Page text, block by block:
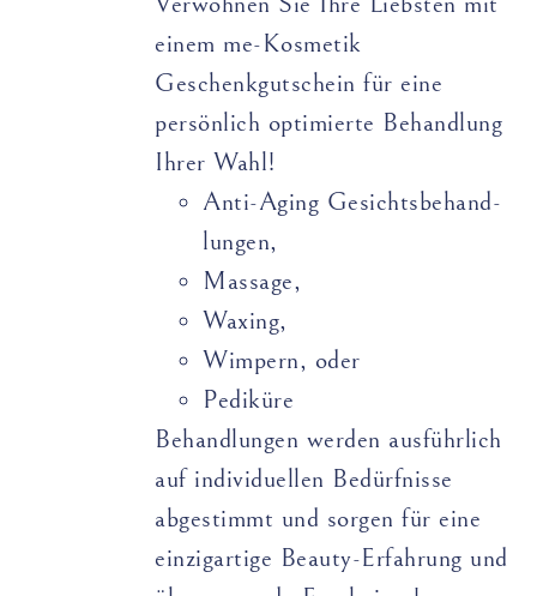
einem me-Kosmetik
Geschenkgutschein für eine
persönlich optimierte Behandlung
Ihrer Wahl!
Anti-Aging Gesichts­­­­behand­­
lungen,
Massage,
Waxing,
Wimpern, oder
Pediküre
Behandlungen werden ausführlich
auf individuellen Bedürfnisse
abgestimmt und sorgen für eine
einzigartige Beauty-Erfahrung und